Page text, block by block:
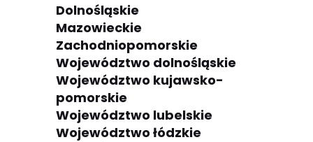
Dolnośląskie
Mazowieckie
Zachodniopomorskie
Województwo dolnośląskie
Województwo kujawsko-
pomorskie
Województwo lubelskie
Województwo łódzkie